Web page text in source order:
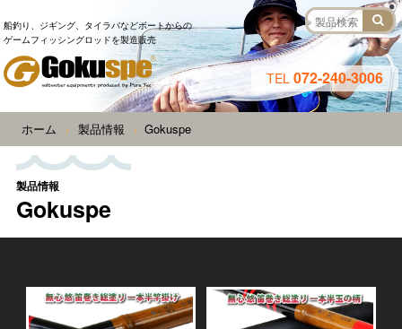
船釣り、ジギング、タイラバなどボートからの
ゲームフィッシングロッドを製造販売
TEL072-240-3006
ホーム > 製品情報 > Gokuspe
製品情報
Gokuspe